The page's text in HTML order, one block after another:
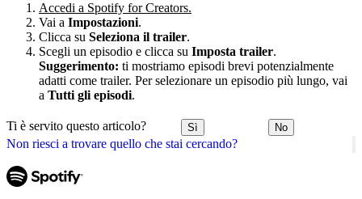
Non riesci a trovare quello che stai cercando?
Accedi a Spotify for Creators.
Vai a Impostazioni.
Clicca su Seleziona il trailer.
Scegli un episodio e clicca su Imposta trailer.
Suggerimento: ti mostriamo episodi brevi potenzialmente
adatti come trailer. Per selezionare un episodio più lungo, vai
a Tutti gli episodi.
Ti è servito questo articolo? Sì No